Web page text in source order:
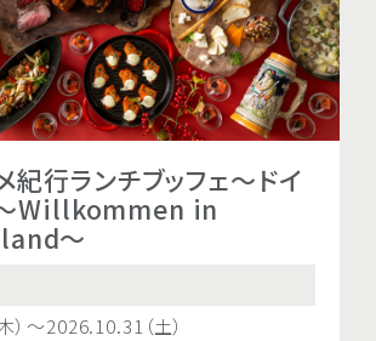
紀行ランチブッフェ～ドイ
Willkommen in
～
）～2026.10.31（土）
秋のグルメ紀行ディ
イツを巡る～
2026.10.1（木）～2026.10.31